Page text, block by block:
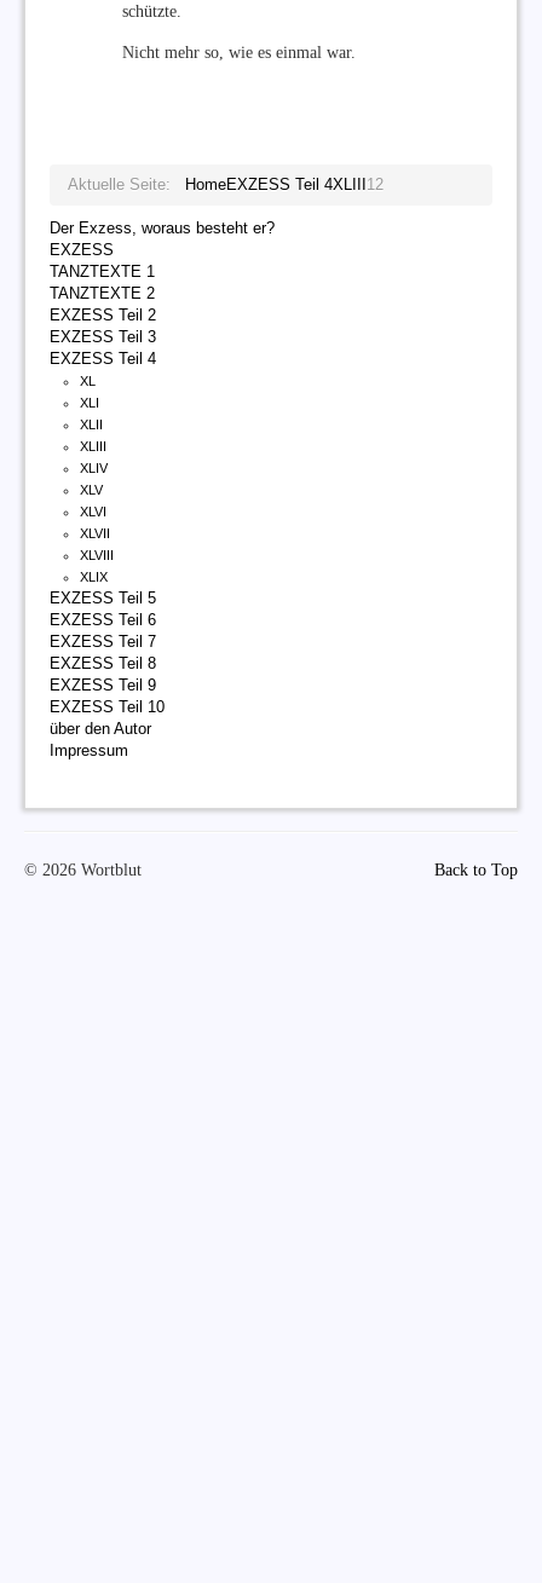
schützte.
Nicht mehr so, wie es einmal war.
Aktuelle Seite: HomeEXZESS Teil 4XLIII 12
Der Exzess, woraus besteht er?
EXZESS
TANZTEXTE 1
TANZTEXTE 2
EXZESS Teil 2
EXZESS Teil 3
EXZESS Teil 4
XL
XLI
XLII
XLIII
XLIV
XLV
XLVI
XLVII
XLVIII
XLIX
EXZESS Teil 5
EXZESS Teil 6
EXZESS Teil 7
EXZESS Teil 8
EXZESS Teil 9
EXZESS Teil 10
über den Autor
Impressum
Back to Top
© 2026 Wortblut